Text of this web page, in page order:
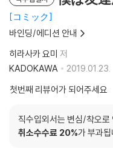
コミック
바인딩/에디션 안내
히라사카 요미 저
KADOKAWA
2019.01.23.
첫번째 리뷰어가 되어주세요
직수입외서는 변심/착오로
취소수수료 20%가 부과됩